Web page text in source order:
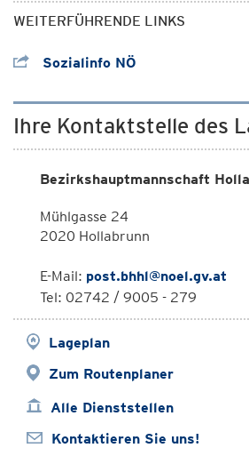
WEITERFÜHRENDE LINKS
Sozialinfo NÖ
Ihre Kontaktstelle des
Bezirkshauptmannschaft
Mühlgasse 24
2020 Hollabrunn
E-Mail: post.bhhl@noel.gv.at
Tel: 02742 / 9005 - 279
Lageplan
Zum Routenplaner
Alle Dienststellen
Kontaktieren Sie uns!